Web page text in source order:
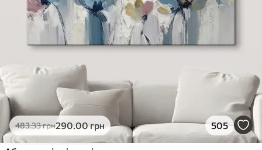
483.33грн290.00грн 505